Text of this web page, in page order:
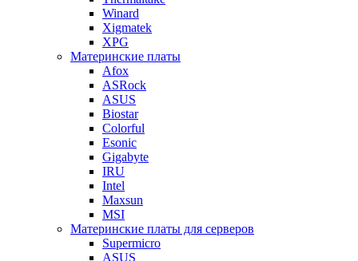
Winard
Xigmatek
XPG
Материнские платы
Afox
ASRock
ASUS
Biostar
Colorful
Esonic
Gigabyte
IRU
Intel
Maxsun
MSI
Материнские платы для серверов
Supermicro
ASUS